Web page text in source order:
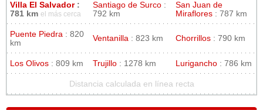
Villa El Salvador:
781 km el más cerca
Santiago de Surco :
792 km
San Juan de
Miraflores : 787 km
Puente Piedra : 820
km
Ventanilla : 823 km Chorrillos : 790 km
Los Olivos : 809 km Trujillo : 1278 km Lurigancho : 786 km
Distancia calculada en línea recta